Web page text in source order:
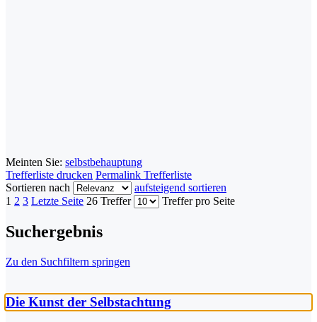
Meinten Sie: selbstbehauptung
Trefferliste drucken Permalink Trefferliste
Sortieren nach
aufsteigend sortieren
1 2 3 Letzte Seite 26 Treffer Treffer pro Seite
Suchergebnis
Zu den Suchfiltern springen
Die Kunst der Selbstachtung